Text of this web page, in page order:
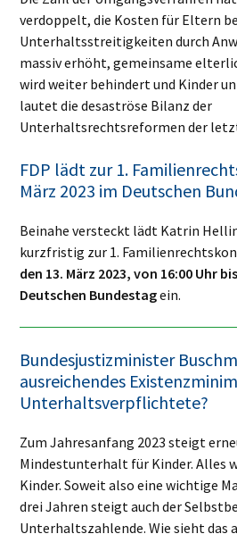
verdoppelt, die Kosten für Eltern
Unterhaltsstreitigkeiten durch
massiv erhöht, gemeinsame
wird weiter behindert und Kinder
lautet die desaströse Bilanz der
Unterhaltsrechtsreformen der
FDP lädt zur 1.
März 2023 im Deutschen
Beinahe versteckt lädt Katrin
kurzfristig zur 1.
den 13. März 2023, von 16:00 Uhr
Deutschen Bundestagein.
Bundesjustizminister
ausreichendes
Unterhaltsverpflichtete?
Zum Jahresanfang 2023 steigt
Mindestunterhalt für Kinder. Alles
Kinder. Soweit also eine wichtige
drei Jahren steigt auch der
Unterhaltszahlende. Wie sieht das